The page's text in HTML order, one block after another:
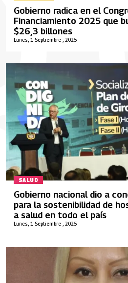
Lunes, 1 Septiembre , 2025
Gobierno radica en el
Financiamiento 2025 que
$26,3 billones
SALUD
Lunes, 1 Septiembre , 2025
Gobierno nacional dio a
para la sostenibilidad de
a salud en todo el país